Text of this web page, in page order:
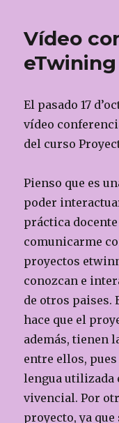
b
o
o
r
Vídeo
El pasado 17
vídeo
del curso
Pienso que es
poder
práctica
comunicarme
proyectos
conozcan e
de otros paises.
hace que el
además, tienen
entre ellos,
lengua utilizada
vivencial. Por
proyecto, ya